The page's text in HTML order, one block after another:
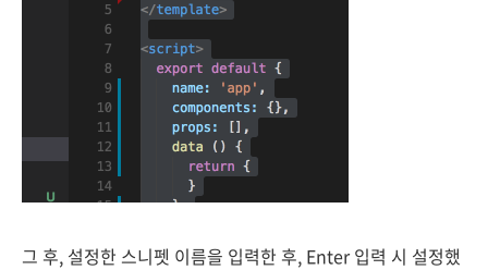
그 후, 설정한 스니펫 이름을 입력한 후, Enter 입력 시 설정했